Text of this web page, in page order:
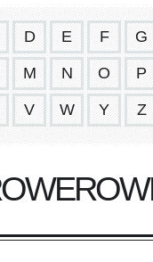
D E F G
M N O P
V W Y Z